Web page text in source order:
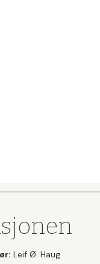
Leif Ø. Haug